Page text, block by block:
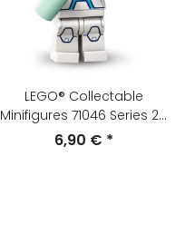
LEGO® Collectable
Minifigures 71046 Series 26
Krankenschwester-
Androide
6,90 € *